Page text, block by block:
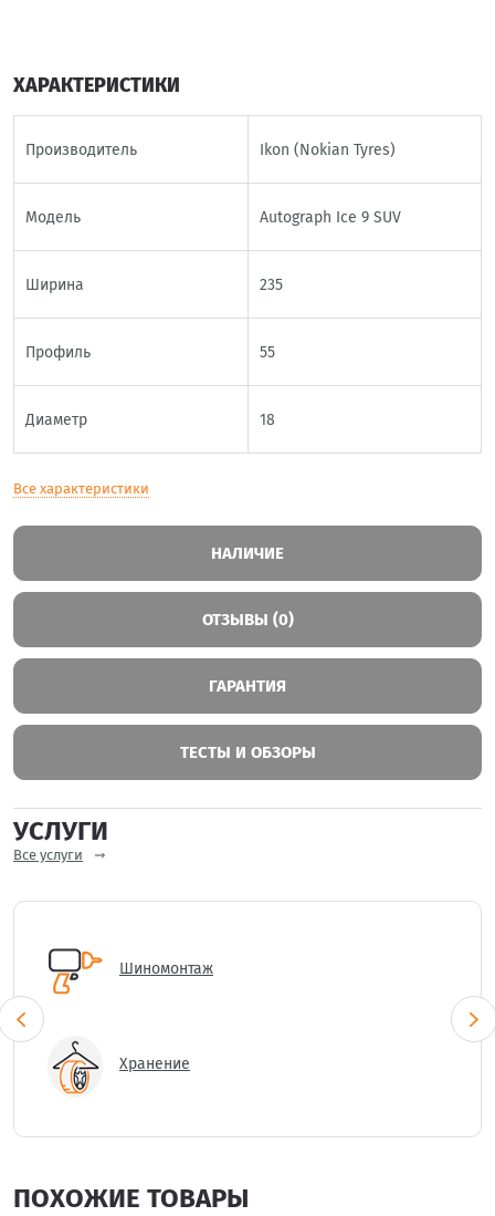
ХАРАКТЕРИСТИКИ
Производитель Ikon (Nokian Tyres)
Модель Autograph Ice 9 SUV
Ширина 235
Профиль 55
Диаметр 18
Все характеристики
НАЛИЧИЕ
ОТЗЫВЫ (0)
ГАРАНТИЯ
ТЕСТЫ И ОБЗОРЫ
УСЛУГИ
Все услуги
Шиномонтаж
Хранение
ПОХОЖИЕ ТОВАРЫ